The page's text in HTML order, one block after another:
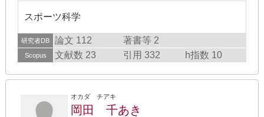
スポーツ科学
研究者DB 論文 112 著書等 2
Scopus 文献数 23 引用 332 h指数 10
オカダ チアキ
岡田 千あき